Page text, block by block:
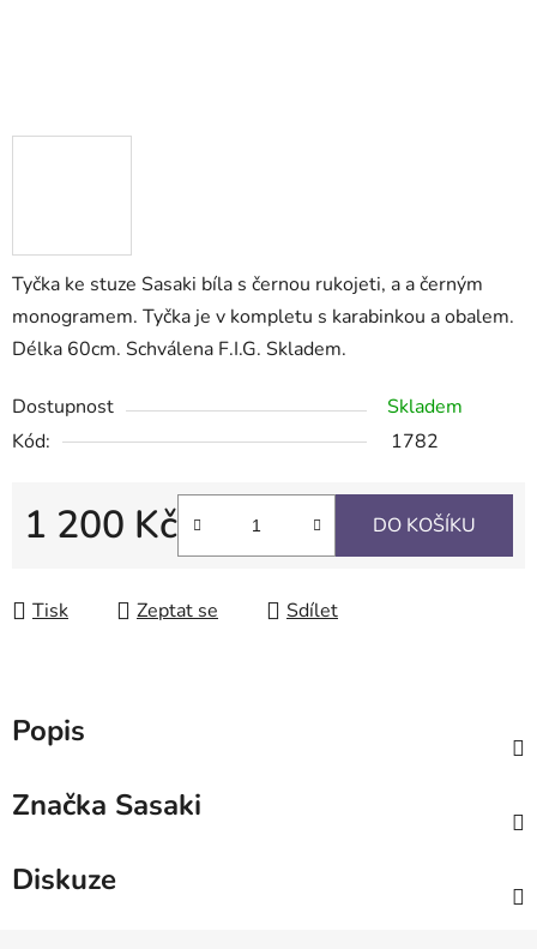
Tyčka ke stuze Sasaki bíla s černou rukojeti, a a černým
monogramem. Tyčka je v kompletu s karabinkou a obalem.
Délka 60cm. Schválena F.I.G. Skladem.
Dostupnost
Skladem
Kód:
1782
1 200 Kč DO KOŠÍKU
Tisk Zeptat se Sdílet
Popis
Značka Sasaki
Diskuze